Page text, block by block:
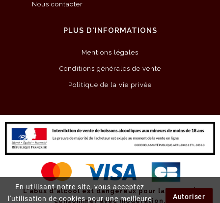
En utilisant notre site, vous acceptez
l'utilisation de cookies pour une meilleure
Autoriser
Nous contacter
PLUS D'INFORMATIONS
Mentions légales
Conditions générales de vente
Politique de la vie privée
L'abus d'alcool est dangereux pour la santé.
consommer avec modération.